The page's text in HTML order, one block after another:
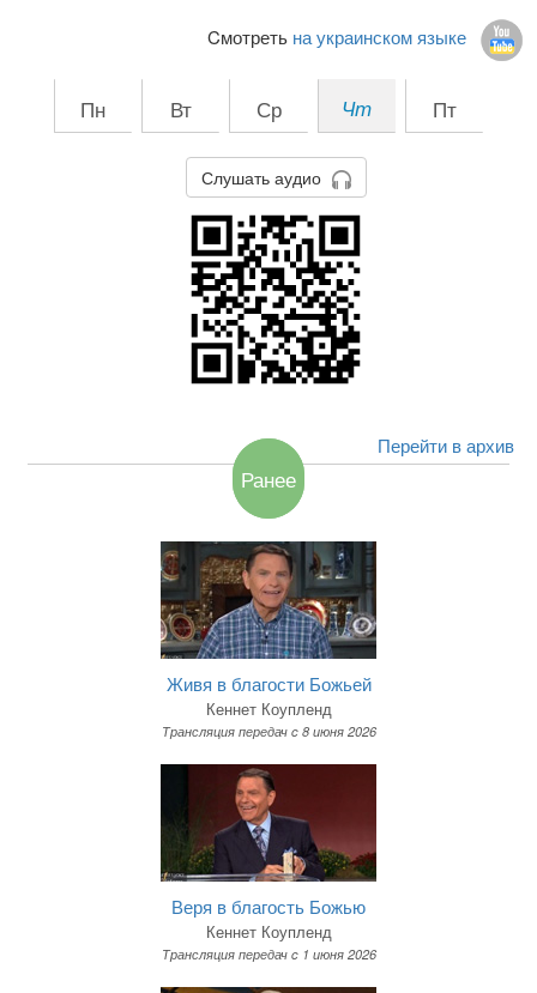
Cмотреть на украинском языке
Пн Вт Ср Чт Пт
Слушать аудио
Перейти в архив
Ранее
Живя в благости Божьей
Кеннет Коупленд
Трансляция передач c 8 июня 2026
Веря в благость Божью
Кеннет Коупленд
Трансляция передач c 1 июня 2026